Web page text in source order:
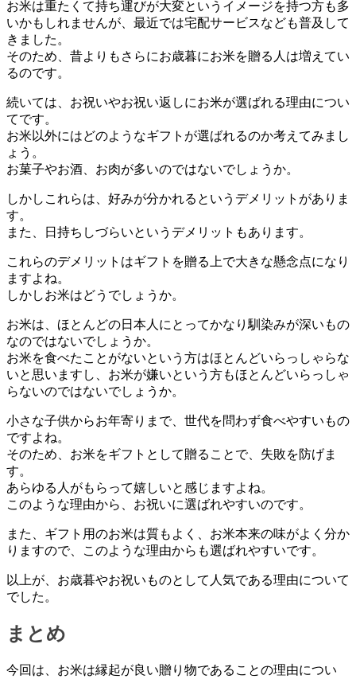
お米は重たくて持ち運びが大変というイメージを持つ方も多
いかもしれませんが、最近では宅配サービスなども普及して
きました。
そのため、昔よりもさらにお歳暮にお米を贈る人は増えてい
るのです。
続いては、お祝いやお祝い返しにお米が選ばれる理由につい
てです。
お米以外にはどのようなギフトが選ばれるのか考えてみまし
ょう。
お菓子やお酒、お肉が多いのではないでしょうか。
しかしこれらは、好みが分かれるというデメリットがありま
す。
また、日持ちしづらいというデメリットもあります。
これらのデメリットはギフトを贈る上で大きな懸念点になり
ますよね。
しかしお米はどうでしょうか。
お米は、ほとんどの日本人にとってかなり馴染みが深いもの
なのではないでしょうか。
お米を食べたことがないという方はほとんどいらっしゃらな
いと思いますし、お米が嫌いという方もほとんどいらっしゃ
らないのではないでしょうか。
小さな子供からお年寄りまで、世代を問わず食べやすいもの
ですよね。
そのため、お米をギフトとして贈ることで、失敗を防げま
す。
あらゆる人がもらって嬉しいと感じますよね。
このような理由から、お祝いに選ばれやすいのです。
また、ギフト用のお米は質もよく、お米本来の味がよく分か
りますので、このような理由からも選ばれやすいです。
以上が、お歳暮やお祝いものとして人気である理由について
でした。
まとめ
今回は、お米は縁起が良い贈り物であることの理由につい